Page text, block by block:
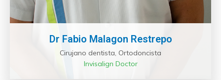
Dr Fabio Malagon Restrepo
Cirujano dentista, Ortodoncista
Invisalign Doctor